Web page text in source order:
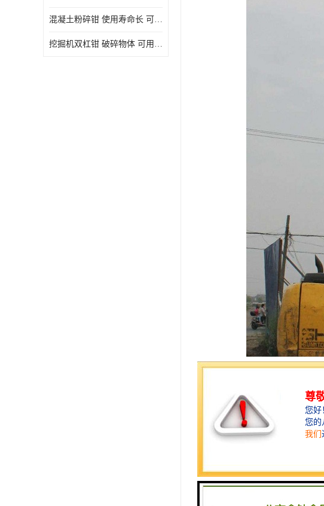
混凝土粉碎钳 使用寿命长 可用于多种场合
挖掘机双杠钳 破碎物体 可用于多种场合
近几年在国内逐渐受到客
碎钳智造大观。液压粉碎
定颚实现张合运动，实现